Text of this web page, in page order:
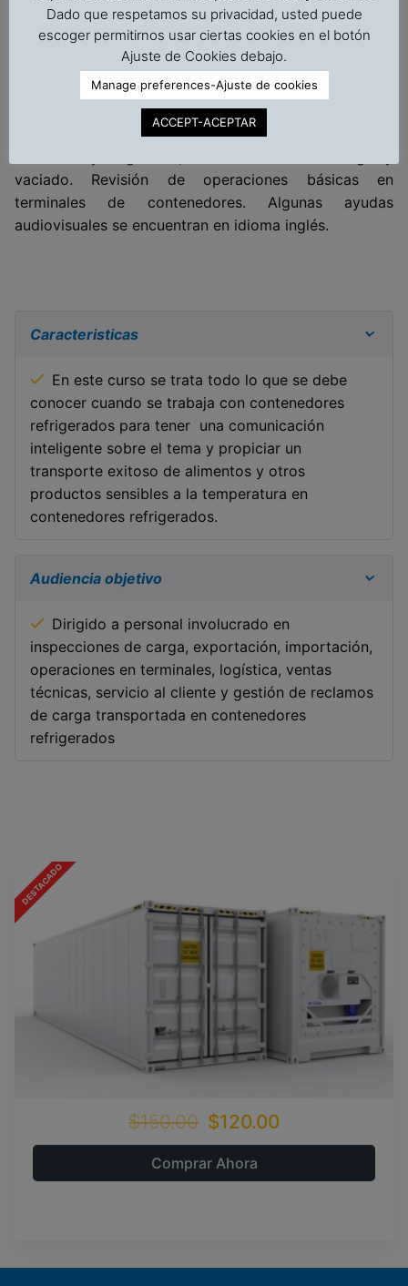
tamaños (VGM); Revisión de la unidad (PTI); Requisitos
de embalaje y paletizado; Pre-enfriamiento;
Temperatura y condición de la carga;Líneas máximas
de carga, flujo de aire; Procedimientos de
carga suelta y paletizada; Registradores portátiles de
temperatura. Estabilidad de la carga, trincado.
vaciado. Revisión de operaciones básicas en
terminales de contenedores. Algunas ayudas
audiovisuales se encuentran en idioma inglés.
Caracteristicas
En este curso se trata todo lo que se debe
conocer cuando se trabaja con contenedores
refrigerados para tener una comunicación
inteligente sobre el tema y propiciar un
transporte exitoso de alimentos y otros
productos sensibles a la temperatura en
contenedores refrigerados.
Audiencia objetivo
Dirigido a personal involucrado en
inspecciones de carga, exportación, importación,
operaciones en terminales, logística, ventas
técnicas, servicio al cliente y gestión de reclamos
de carga transportada en contenedores
refrigerados
$150.00 $120.00
Comprar Ahora
Dado que respetamos su privacidad, usted puede
escoger permitirnos usar ciertas cookies en el botón
Ajuste de Cookies debajo.
Manage preferences-Ajuste de cookies
ACCEPT-ACEPTAR